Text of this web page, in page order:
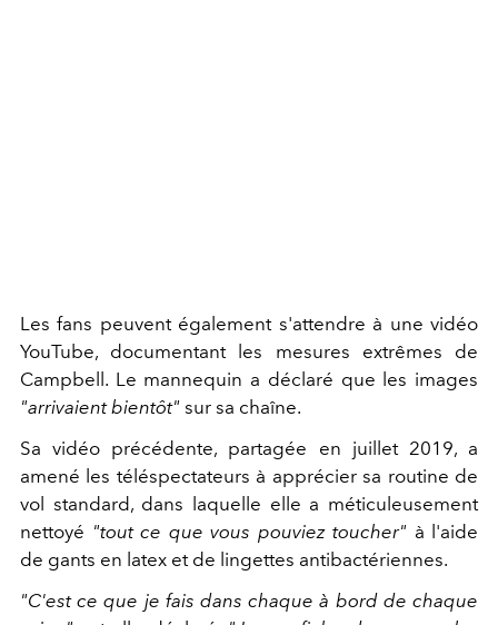
Les fans peuvent également s'attendre à une vidéo
YouTube, documentant les mesures extrêmes de
Campbell. Le mannequin a déclaré que les images
"arrivaient bientôt" sur sa chaîne.
Sa vidéo précédente, partagée en juillet 2019, a
amené les téléspectateurs à apprécier sa routine de
vol standard, dans laquelle elle a méticuleusement
nettoyé "tout ce que vous pouviez toucher" à l'aide
de gants en latex et de lingettes antibactériennes.
"C'est ce que je fais dans chaque à bord de chaque